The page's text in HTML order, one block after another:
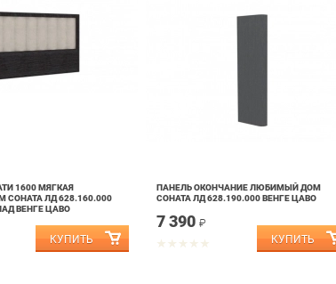
1600 МЯГКАЯ
ЛД 628.160.000
ВЕНГЕ ЦАВО
ПАНЕЛЬ ОКОНЧАНИЕ ЛЮБИМЫЙ ДОМ
СОНАТА ЛД 628.190.000 ВЕНГЕ ЦАВО
7 390 ₽